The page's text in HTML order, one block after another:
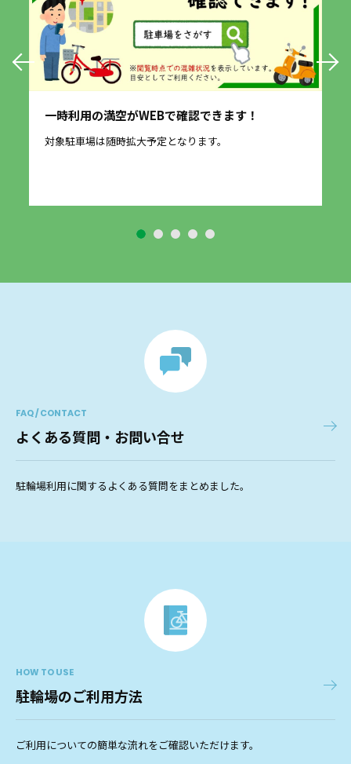
一時利用の満空がWEBで確認できます！
対象駐車場は随時拡大予定となります。
FAQ / CONTACT
よくある質問・お問い合せ
駐輪場利用に関するよくある質問をまとめました。
HOW TO USE
駐輪場のご利用方法
ご利用についての簡単な流れをご確認いただけます。